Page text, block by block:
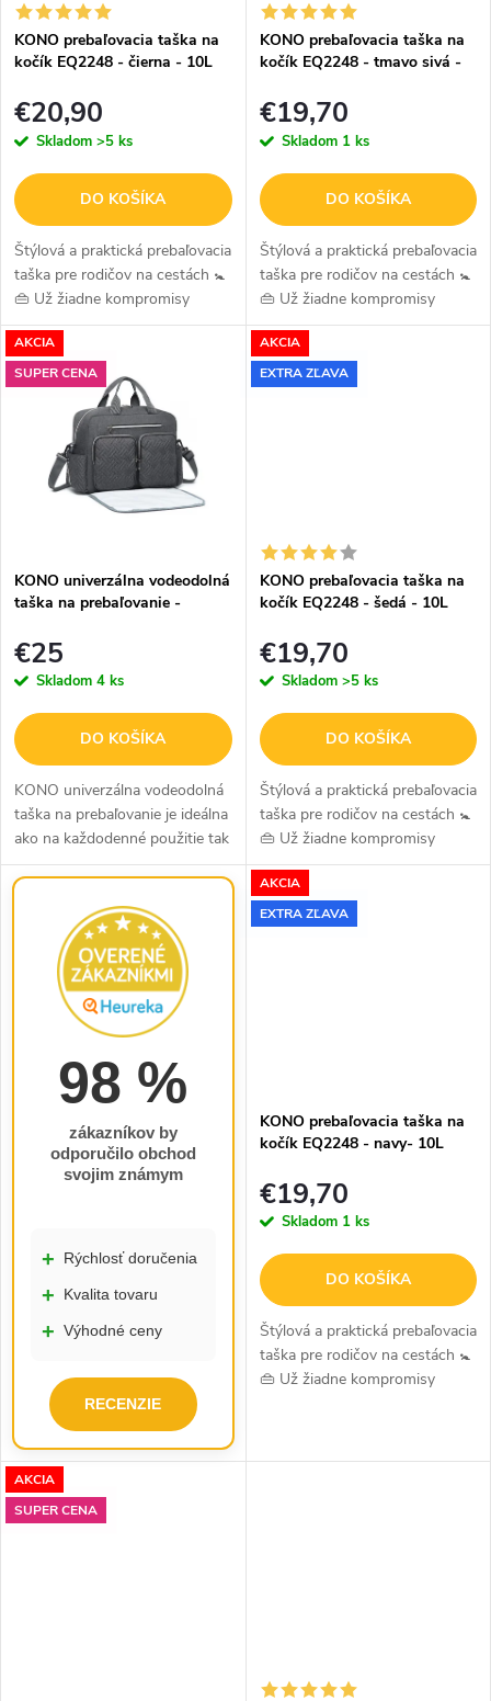
p
r
o
d
u
k
t
o
v
p
r
o
d
u
k
t
o
v
KONO prebaľovacia taška na
kočík EQ2248 - čierna - 10L
€20,90
Skladom >5 ks
DO KOŠÍKA
Štýlová a praktická prebaľovacia
taška pre rodičov na cestách 🚼
👜 Už žiadne kompromisy
medzi štýlom a praktickosťou!
Táto moderná prebaľovacia
taška je navrhnutá tak, aby...
KONO prebaľovacia taška na
kočík EQ2248 - tmavo sivá -
€19,70
Skladom 1 ks
DO KOŠÍKA
Štýlová a praktická prebaľovacia
taška pre rodičov na cestách 🚼
👜 Už žiadne kompromisy
medzi štýlom a praktickosťou!
Táto moderná prebaľovacia
taška je navrhnutá tak, aby...
AKCIA
SUPER CENA
KONO univerzálna vodeodolná
taška na prebaľovanie -
€25
Skladom 4 ks
DO KOŠÍKA
KONO univerzálna vodeodolná
taška na prebaľovanie je ideálna
ako na každodenné použitie tak
aj na cestovanie či výlety. Táto
taška sa vyznačuje
funkčnosťou a štýlovým
dizajnom....
AKCIA
EXTRA ZĽAVA
KONO prebaľovacia taška na
kočík EQ2248 - šedá - 10L
€19,70
Skladom >5 ks
DO KOŠÍKA
Štýlová a praktická prebaľovacia
taška pre rodičov na cestách 🚼
👜 Už žiadne kompromisy
medzi štýlom a praktickosťou!
Táto moderná prebaľovacia
taška je navrhnutá tak, aby...
98 %
zákazníkov by
odporučilo obchod
svojim známym
+ Rýchlosť doručenia
+ Kvalita tovaru
+ Výhodné ceny
RECENZIE
AKCIA
EXTRA ZĽAVA
KONO prebaľovacia taška na
kočík EQ2248 - navy- 10L
€19,70
Skladom 1 ks
DO KOŠÍKA
Štýlová a praktická prebaľovacia
taška pre rodičov na cestách 🚼
👜 Už žiadne kompromisy
AKCIA
SUPER CENA